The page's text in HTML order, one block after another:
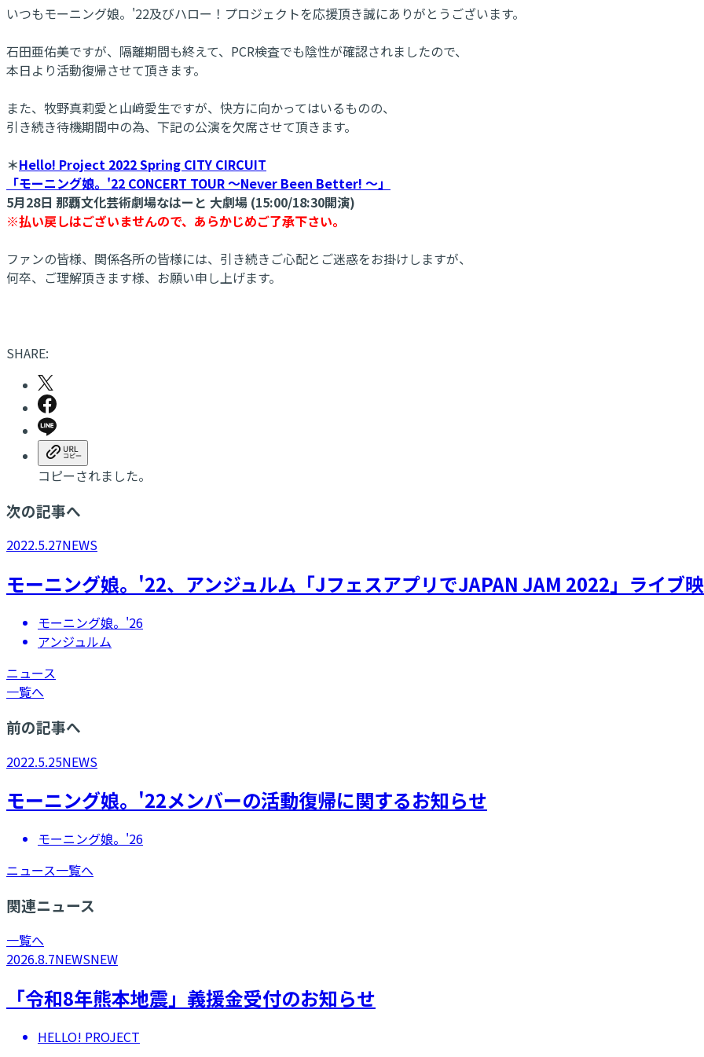
いつもモーニング娘。'22及びハロー！プロジェクトを応援頂き誠にありがとうございます。
石田亜佑美ですが、隔離期間も終えて、PCR検査でも陰性が確認されましたので、
本日より活動復帰させて頂きます。
また、牧野真莉愛と山﨑愛生ですが、快方に向かってはいるものの、
引き続き待機期間中の為、下記の公演を欠席させて頂きます。
＊Hello! Project 2022 Spring CITY CIRCUIT
「モーニング娘。'22 CONCERT TOUR ～Never Been Better! ～」
5月28日 那覇文化芸術劇場なはーと 大劇場 (15:00/18:30開演)
※払い戻しはございませんので、あらかじめご了承下さい。
ファンの皆様、関係各所の皆様には、引き続きご心配とご迷惑をお掛けしますが、
何卒、ご理解頂きます様、お願い申し上げます。
SHARE:
コピーされました。
次の記事へ
2022.5.27NEWS
モーニング娘。'22、アンジュルム「JフェスアプリでJAPAN JAM 2022」ライブ
モーニング娘。'26
アンジュルム
ニュース
一覧へ
前の記事へ
2022.5.25NEWS
モーニング娘。'22メンバーの活動復帰に関するお知らせ
モーニング娘。'26
ニュース一覧へ
関連ニュース
一覧へ
2026.8.7NEWSNEW
「令和8年熊本地震」義援金受付のお知らせ
HELLO! PROJECT